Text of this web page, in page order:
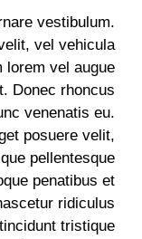
vestibulum.
vel vehicula
lorem vel augue
Donec rhoncus
venenatis eu.
posuere velit,
pellentesque
penatibus et
ridiculus
tristique